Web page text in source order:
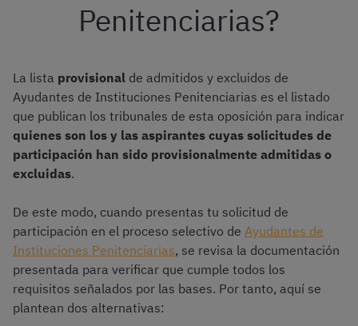
Penitenciarias?
La lista provisional de admitidos y excluidos de
Ayudantes de Instituciones Penitenciarias es el listado
que publican los tribunales de esta oposición para indicar
quienes son los y las aspirantes cuyas solicitudes de
participación han sido provisionalmente admitidas o
excluidas.
De este modo, cuando presentas tu solicitud de
participación en el proceso selectivo de Ayudantes de
Instituciones Penitenciarias, se revisa la documentación
presentada para verificar que cumple todos los
requisitos señalados por las bases. Por tanto, aquí se
plantean dos alternativas: